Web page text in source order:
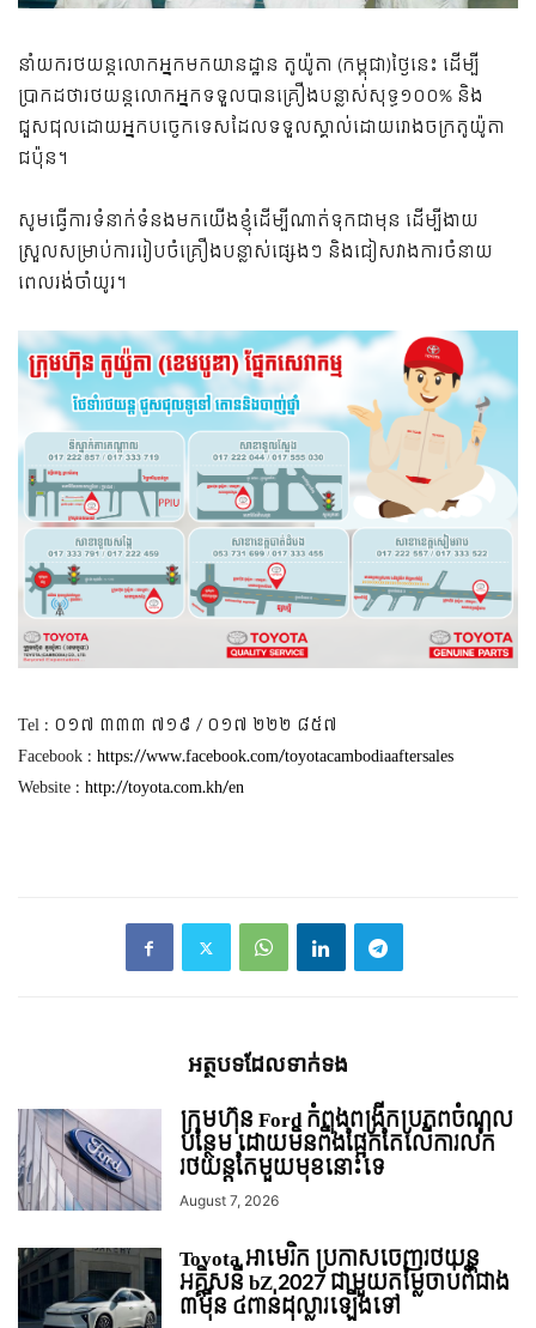
នាំយករថយន្តលោកអ្នកមកយានដ្ឋាន តូយ៉ូតា (កម្ពុជា)ថ្ងៃនេះ ដើម្បី
ប្រាកដថារថយន្តលោកអ្នកទទួលបានគ្រឿងបន្លាស់សុទ្ធ១០០% និង
ជួសជុលដោយអ្នកបច្ចេកទេសដែលទទួលស្គាល់ដោយរោងចក្រតូយ៉ូតា
ជប៉ុន។
សូមធ្វើការទំនាក់ទំនងមកយើងខ្ញុំដើម្បីណាត់ទុកជាមុន ដើម្បីងាយ
ស្រួលសម្រាប់ការរៀបចំគ្រឿងបន្លាស់ផ្សេងៗ និងជៀសវាងការចំនាយ
ពេលរង់ចាំយូរ។
Tel : ០១៧ ៣៣៣ ៧១៩ / ០១៧ ២២២ ៨៥៧
Facebook : https://www.facebook.com/toyotacambodiaaftersales
Website : http://toyota.com.kh/en
អត្ថបទ​ដែល​ទាក់ទង
ក្រុមហ៊ុន Ford កំពុងពង្រីកប្រភពចំណូល
បន្ថែម ដោយមិនពឹងផ្អែកតែលើការលក់
រថយន្ដតែមួយមុខនោះទេ
August 7, 2026
Toyota អាមេរិក ប្រកាសចេញរថយន្ត
អគ្គិសនី bZ 2027 ជាមួយតម្លៃចាប់ពីជាង
៣ម៉ឺន ៤ពាន់ដុល្លារឡើងទៅ